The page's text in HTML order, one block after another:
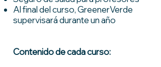
Al final del curso, GreenerVerde
supervisará durante un año
Contenido de cada curso: